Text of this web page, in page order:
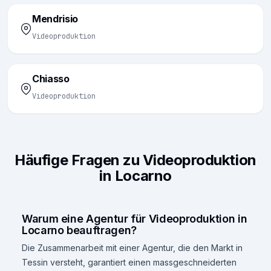
Mendrisio
Videoproduktion
Chiasso
Videoproduktion
Häufige Fragen zu Videoproduktion
in Locarno
Warum eine Agentur für Videoproduktion in
Locarno beauftragen?
Die Zusammenarbeit mit einer Agentur, die den Markt in
Tessin versteht, garantiert einen massgeschneiderten